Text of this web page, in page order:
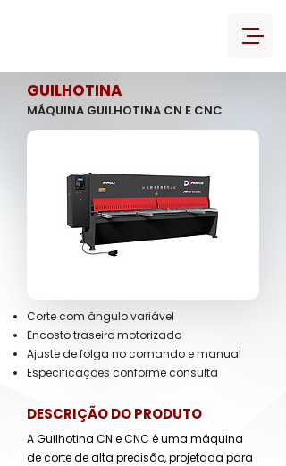
GUILHOTINA
MÁQUINA GUILHOTINA CN E CNC
Corte com ângulo variável
Encosto traseiro motorizado
Ajuste de folga no comando e manual
Especificações conforme consulta
DESCRIÇÃO DO PRODUTO
A Guilhotina CN e CNC é uma máquina
de corte de alta precisão, projetada para